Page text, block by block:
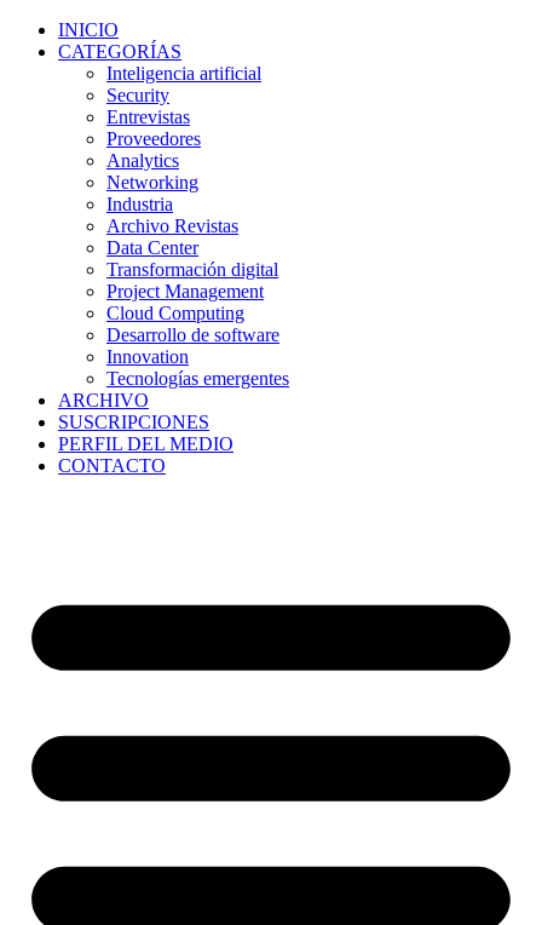
INICIO
CATEGORÍAS
Inteligencia artificial
Security
Entrevistas
Proveedores
Analytics
Networking
Industria
Archivo Revistas
Data Center
Transformación digital
Project Management
Cloud Computing
Desarrollo de software
Innovation
Tecnologías emergentes
ARCHIVO
SUSCRIPCIONES
PERFIL DEL MEDIO
CONTACTO